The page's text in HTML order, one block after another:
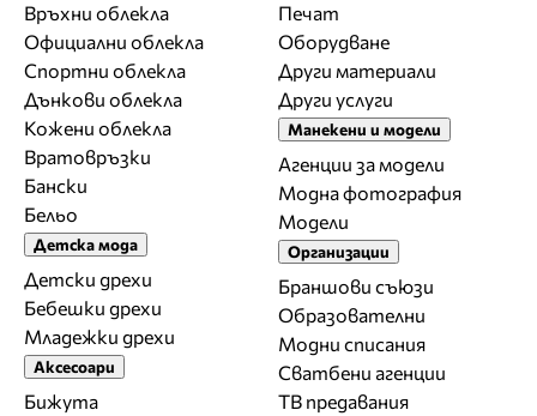
Връхни облекла
Официални облекла
Спортни облекла
Дънкови облекла
Кожени облекла
Вратовръзки
Бански
Бельо
Детска мода
Детски дрехи
Бебешки дрехи
Младежки дрехи
Аксесоари
Бижута
Печат
Оборудване
Други материали
Други услуги
Манекени и модели
Агенции за модели
Модна фотография
Модели
Организации
Браншови съюзи
Образователни
Модни списания
Сватбени агенции
ТВ предавания